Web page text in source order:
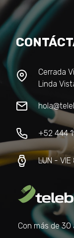
Con más de 30
Cerrada
Linda
+52 444
LUN -